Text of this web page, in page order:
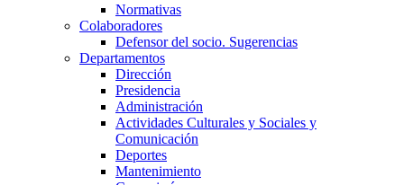
Normativas
Colaboradores
Defensor del socio. Sugerencias
Departamentos
Dirección
Presidencia
Administración
Actividades Culturales y Sociales y
Comunicación
Deportes
Mantenimiento